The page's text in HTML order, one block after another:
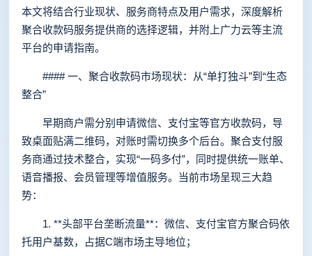
本文将结合行业现状、服务商特点及用户需求，深度解析
聚合收款码服务提供商的选择逻辑，并附上广力云等主流
平台的申请指南。
#### 一、聚合收款码市场现状：从“单打独斗”到“生态
整合”
早期商户需分别申请微信、支付宝等官方收款码，导
致桌面贴满二维码，对账时需切换多个后台。聚合支付服
务商通过技术整合，实现“一码多付”，同时提供统一账单、
语音播报、会员管理等增值服务。当前市场呈现三大趋
势：
1. **头部平台垄断流量**：微信、支付宝官方聚合码依
托用户基数，占据C端市场主导地位；